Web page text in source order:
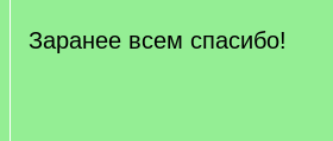
Заранее всем спасибо!